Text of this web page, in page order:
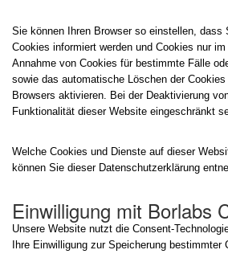
Sie können Ihren Browser so einstellen, dass
Cookies informiert werden und Cookies nur
Annahme von Cookies für bestimmte Fälle
sowie das automatische Löschen der
Browsers aktivieren. Bei der Deaktivierung
Funktionalität dieser Website eingeschränkt
Welche Cookies und Dienste auf dieser
können Sie dieser Datenschutzerklärung
Einwilligung mit Borlabs
Unsere Website nutzt die Consent-
Ihre Einwilligung zur Speicherung